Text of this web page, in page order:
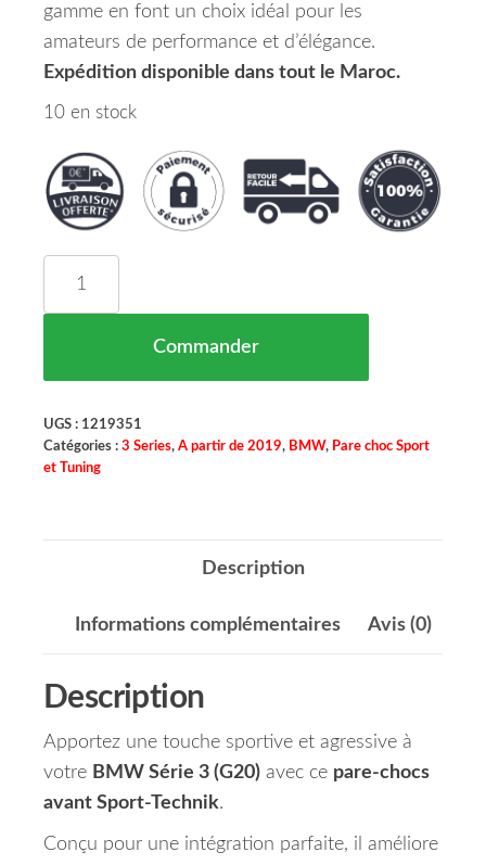
gamme en font un choix idéal pour les
amateurs de performance et d’élégance.
Expédition disponible dans tout le Maroc.
10 en stock
Commander
UGS : 1219351
Catégories : 3 Series, A partir de 2019, BMW, Pare choc Sport
et Tuning
Description
Informations complémentaires Avis (0)
Description
Apportez une touche sportive et agressive à
votre BMW Série 3 (G20) avec ce pare-chocs
avant Sport-Technik.
Conçu pour une intégration parfaite, il améliore